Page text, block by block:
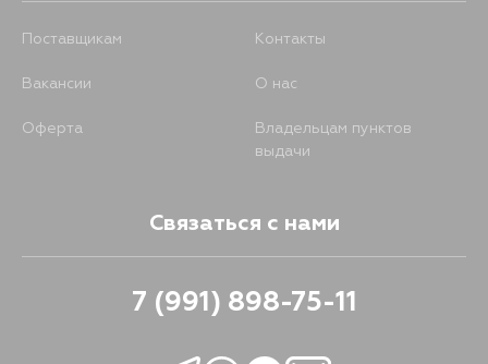
Поставщикам Контакты
Вакансии О нас
Оферта
Владельцам пунктов
выдачи
Связаться с нами
7 (991) 898-75-11